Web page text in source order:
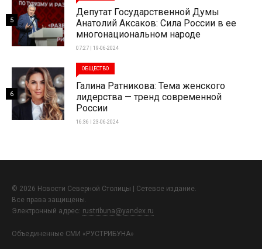
Депутат Государственной Думы
Анатолий Аксаков: Сила России в ее
многонациональном народе
07:27 | 19-06-2024
5
ОБЩЕСТВО
Галина Ратникова: Тема женского
лидерства — тренд современной
России
16:36 | 23-06-2024
6
© 2026 Новости Северной Столицы | Сетевое издание.
Все права защищены.
Электронный адрес: rustribuna@yandex.ru
Объединенные СМИ «РУСТРИБУНА»